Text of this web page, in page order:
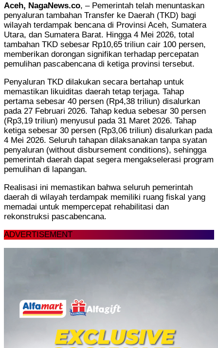
Aceh, NagaNews.co, – Pemerintah telah menuntaskan
penyaluran tambahan Transfer ke Daerah (TKD) bagi
wilayah terdampak bencana di Provinsi Aceh, Sumatera
Utara, dan Sumatera Barat. Hingga 4 Mei 2026, total
tambahan TKD sebesar Rp10,65 triliun cair 100 persen,
memberikan dorongan signifikan terhadap percepatan
pemulihan pascabencana di ketiga provinsi tersebut.
Penyaluran TKD dilakukan secara bertahap untuk
memastikan likuiditas daerah tetap terjaga. Tahap
pertama sebesar 40 persen (Rp4,38 triliun) disalurkan
pada 27 Februari 2026. Tahap kedua sebesar 30 persen
(Rp3,19 triliun) menyusul pada 31 Maret 2026. Tahap
ketiga sebesar 30 persen (Rp3,06 triliun) disalurkan pada
4 Mei 2026. Seluruh tahapan dilaksanakan tanpa syatan
penyaluran (without disbursement conditions), sehingga
pemerintah daerah dapat segera mengakselerasi program
pemulihan di lapangan.
Realisasi ini memastikan bahwa seluruh pemerintah
daerah di wilayah terdampak memiliki ruang fiskal yang
memadai untuk mempercepat rehabilitasi dan
rekonstruksi pascabencana.
ADVERTISEMENT